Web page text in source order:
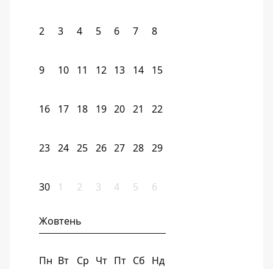
2 3 4 5 6 7 8
9 10 11 12 13 14 15
16 17 18 19 20 21 22
23 24 25 26 27 28 29
30 1 2 3 4 5 6
Жовтень
Пн Вт Ср Чт Пт Сб Нд